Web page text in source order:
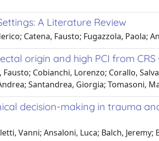
A Literature Review
Catena, Fausto; Fugazzola, Paola;
origin and high PCI from CRS
Cobianchi, Lorenzo; Corallo,
Santandrea, Giorgia; Tomasoni,
decision-making in trauma
Vanni; Ansaloni, Luca; Balch,